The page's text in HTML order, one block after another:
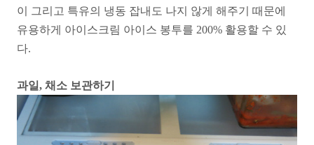
이 그리고 특유의 냉동 잡내도 나지 않게 해주기 때문에
유용하게 아이스크림 아이스 봉투를 200% 활용할 수 있
다.
과일, 채소 보관하기